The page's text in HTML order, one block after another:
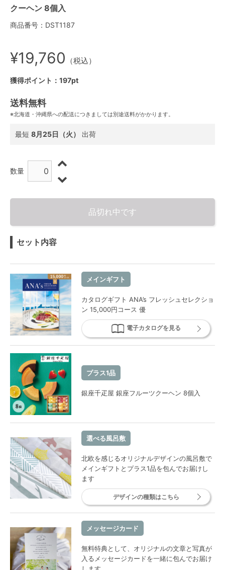
クーヘン 8個入
商品番号：DST1187
¥19,760 （税込）
獲得ポイント：197pt
送料無料
※北海道・沖縄県への配送につきましては別途送料がかかります。
最短 8月25日（火） 出荷
数量
品切れ中です
セット内容
メインギフト
カタログギフト ANA’s フレッシュセレクショ
ン 15,000円コース 優
電子カタログを見る
プラス1品
銀座千疋屋 銀座フルーツクーヘン 8個入
選べる風呂敷
北欧を感じるオリジナルデザインの風呂敷で
メインギフトとプラス1品を包んでお届けし
ます
デザインの種類はこちら
メッセージカード
無料特典として、オリジナルの文章と写真が
入るメッセージカードを一緒に包んでお届け